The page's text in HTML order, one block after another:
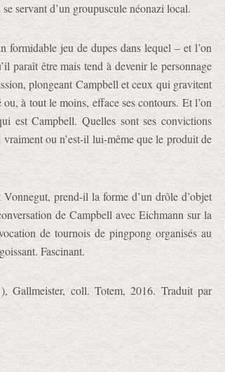
servant d’un groupuscule néonazi local.
formidable jeu de dupes dans lequel – et l’on
paraît être mais tend à devenir le personnage
plongeant Campbell et ceux qui gravitent
à tout le moins, efface ses contours. Et l’on
est Campbell. Quelles sont ses convictions
ou n’est-il lui-même que le produit de
prend-il la forme d’un drôle d’objet
de Campbell avec Eichmann sur la
de tournois de pingpong organisés au
Fascinant.
Gallmeister, coll. Totem, 2016. Traduit par